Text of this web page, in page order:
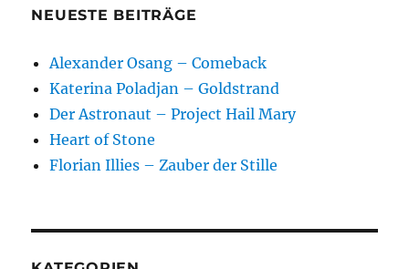
NEUESTE BEITRÄGE
Alexander Osang – Comeback
Katerina Poladjan – Goldstrand
Der Astronaut – Project Hail Mary
Heart of Stone
Florian Illies – Zauber der Stille